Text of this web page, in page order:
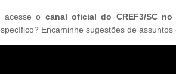
acesse o canal oficial do CREF3/SC no
Encaminhe sugestões de